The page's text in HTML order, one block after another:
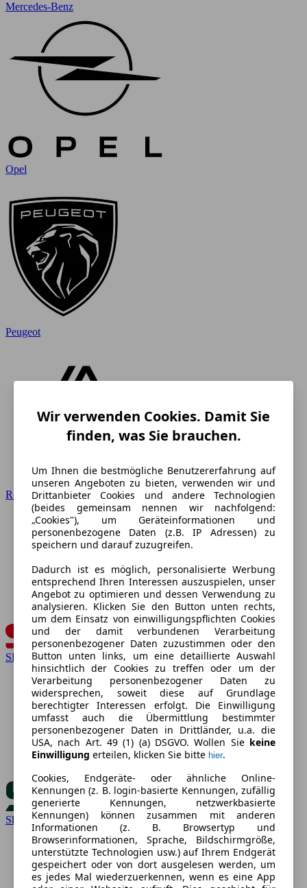
Mercedes-Benz
Opel
Peugeot
Renault
SEAT
Skoda
Wir verwenden Cookies. Damit Sie
finden, was Sie brauchen.
Um Ihnen die bestmögliche Benutzererfahrung auf
unseren Angeboten zu bieten, verwenden wir und
Drittanbieter Cookies und andere Technologien
(beides gemeinsam nennen wir nachfolgend:
„Cookies"), um Geräteinformationen und
personenbezogene Daten (z.B. IP Adressen) zu
speichern und darauf zuzugreifen.
Dadurch ist es möglich, personalisierte Werbung
entsprechend Ihren Interessen auszuspielen, unser
Angebot zu optimieren und dessen Verwendung zu
analysieren. Klicken Sie den Button unten rechts,
um dem Einsatz von einwilligungspflichten Cookies
und der damit verbundenen Verarbeitung
personenbezogener Daten zuzustimmen oder den
Button unten links, um eine detaillierte Auswahl
hinsichtlich der Cookies zu treffen oder um der
Verarbeitung personenbezogener Daten zu
widersprechen, soweit diese auf Grundlage
berechtigter Interessen erfolgt. Die Einwilligung
umfasst auch die Übermittlung bestimmter
personenbezogener Daten in Drittländer, u.a. die
USA, nach Art. 49 (1) (a) DSGVO. Wollen Sie keine
Einwilligung erteilen, klicken Sie bitte hier.
Cookies, Endgeräte- oder ähnliche Online-
Kennungen (z. B. login-basierte Kennungen, zufällig
generierte Kennungen, netzwerkbasierte
Kennungen) können zusammen mit anderen
Informationen (z. B. Browsertyp und
Browserinformationen, Sprache, Bildschirmgröße,
unterstützte Technologien usw.) auf Ihrem Endgerät
gespeichert oder von dort ausgelesen werden, um
es jedes Mal wiederzuerkennen, wenn es eine App